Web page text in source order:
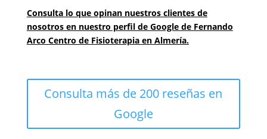
Consulta lo que opinan nuestros clientes de
nosotros en nuestro perfil de Google de Fernando
Arco Centro de Fisioterapia en Almería.
Consulta más de 200 reseñas en
Google